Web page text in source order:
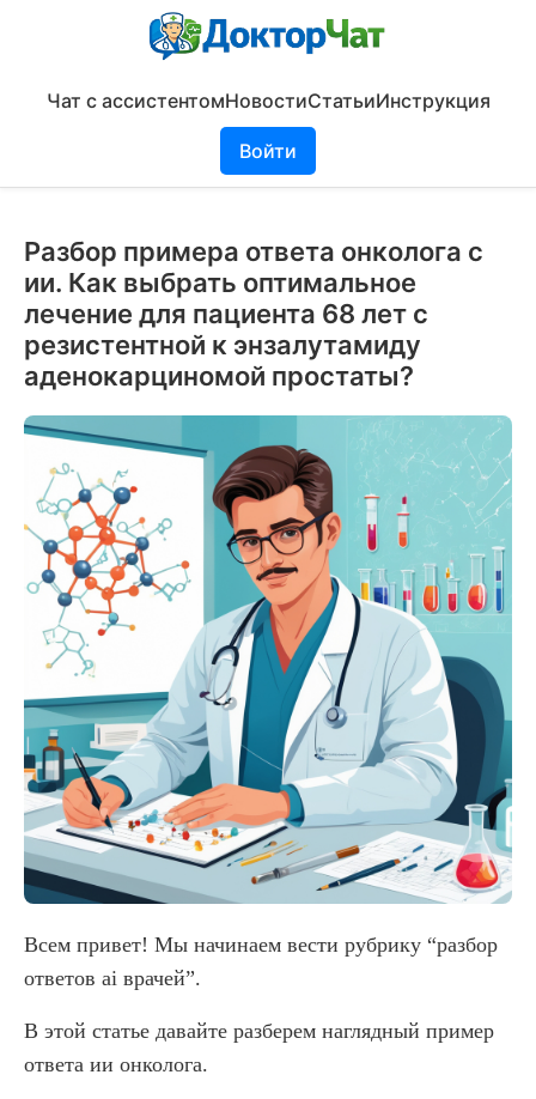
Чат с ассистентомНовостиСтатьиИнструкция
Войти
Разбор примера ответа онколога с
ии. Как выбрать оптимальное
лечение для пациента 68 лет с
резистентной к энзалутамиду
аденокарциномой простаты?
Всем привет! Мы начинаем вести рубрику “разбор
ответов ai врачей”.
В этой статье давайте разберем наглядный пример
ответа ии онколога.